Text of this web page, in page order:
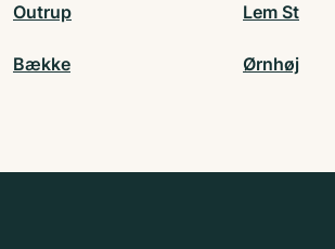
Outrup Lem St
Bække Ørnhøj